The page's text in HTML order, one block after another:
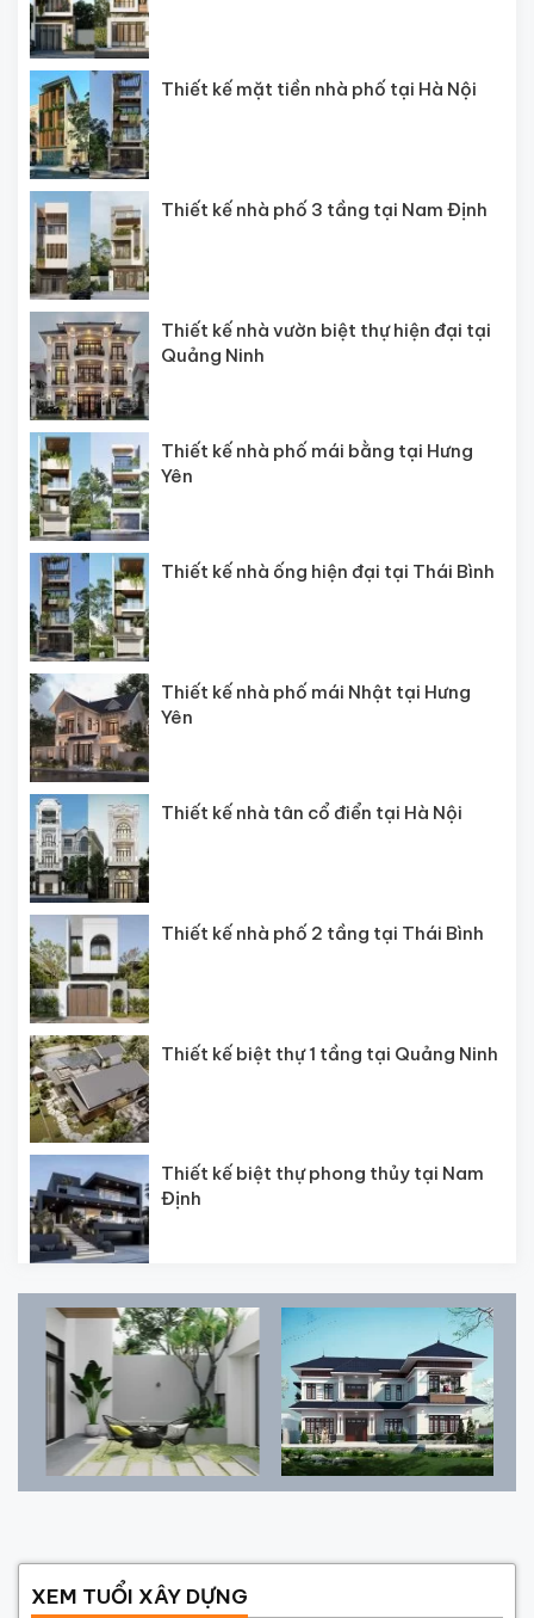
Thiết kế mặt tiền nhà phố tại Hà Nội
Thiết kế nhà phố 3 tầng tại Nam Định
Thiết kế nhà vườn biệt thự hiện đại tại
Quảng Ninh
Thiết kế nhà phố mái bằng tại Hưng
Yên
Thiết kế nhà ống hiện đại tại Thái Bình
Thiết kế nhà phố mái Nhật tại Hưng
Yên
Thiết kế nhà tân cổ điển tại Hà Nội
Thiết kế nhà phố 2 tầng tại Thái Bình
Thiết kế biệt thự 1 tầng tại Quảng Ninh
Thiết kế biệt thự phong thủy tại Nam
Định
XEM TUỔI XÂY DỰNG